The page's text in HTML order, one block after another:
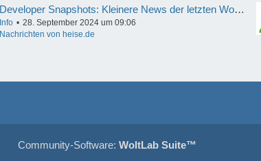
Developer Snapshots: Kleinere News der letzten Woche
Info
28. September 2024 um 09:06
Nachrichten von heise.de
Community-Software: WoltLab Suite™